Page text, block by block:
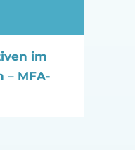
im
– MFA-